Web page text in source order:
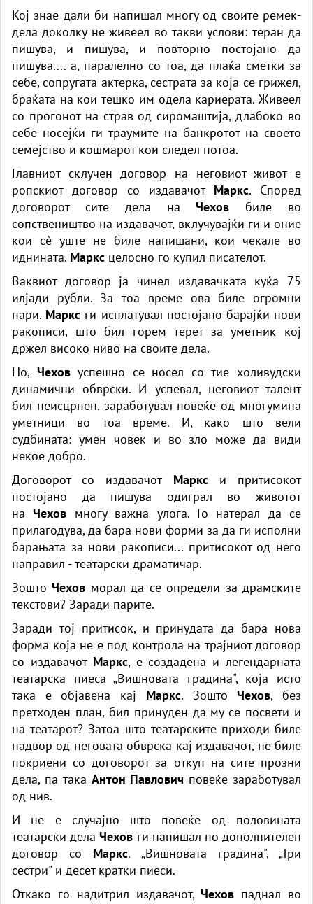
Кој знае дали би напишал многу од своите ремек-
дела доколку не живеел во такви услови: теран да
пишува, и пишува, и повторно постојано да
пишува.... а, паралелно со тоа, да плаќа сметки за
себе, сопругата актерка, сестрата за која се грижел,
браќата на кои тешко им одела кариерата. Живеел
со прогонот на страв од сиромаштија, длабоко во
себе носејќи ги траумите на банкротот на своето
семејство и кошмарот кои следел потоа.
Главниот склучен договор на неговиот живот е
ропскиот договор со издавачот Маркс. Според
договорот сите дела наЧехов биле во
сопствеништво на издавачот, вклучувајќи ги и оние
кои сè уште не биле напишани, кои чекале во
иднината. Маркс целосно го купил писателот.
Ваквиот договор ја чинел издавачката куќа 75
илјади рубли. За тоа време ова биле огромни
пари. Маркс ги исплатувал постојано барајќи нови
ракописи, што бил горем терет за уметник кој
држел високо ниво на своите дела.
Но, Чеховуспешно се носел со тие холивудски
динамични обврски. И успевал, неговиот талент
бил неисцрпен, заработувал повеќе од многумина
уметници во тоа време. И, како што вели
судбината: умен човек и во зло може да види
некое добро.
Договорот со издавачот Маркси притисокот
постојано да пишува одиграл во животот
наЧехов многу важна улога. Го натерал да се
прилагодува, да бара нови форми за да ги исполни
барањата за нови ракописи... притисокот од него
направил - театарски драматичар.
ЗоштоЧехов морал да се определи за драмските
текстови? Заради парите.
Заради тој притисок, и принудата да бара нова
форма која не е под контрола на трајниот договор
со издавачот Маркс, е создадена и легендарната
театарска пиеса „Вишновата градина", која исто
така е објавена кај Маркс. ЗоштоЧехов, без
претходен план, бил принуден да му се посвети и
на театарот? Затоа што театарските приходи биле
надвор од неговата обврска кај издавачот, не биле
покриени со договорот за откуп на сите прозни
дела, па така Антон Павлович повеќе заработувал
од нив.
И не е случајно што повеќе од половината
театарски делаЧехов ги напишал по дополнителен
договор со Маркс. „Вишновата градина", „Три
сестри" и десет кратки пиеси.
Откако го надитрил издавачот,Чехов паднал во